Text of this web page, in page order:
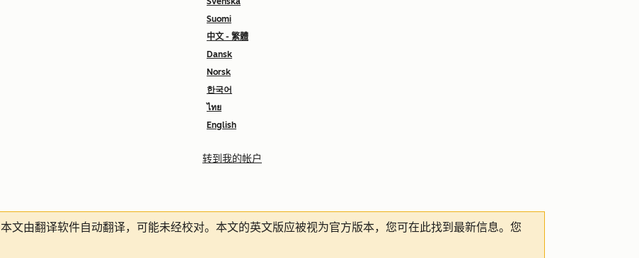
Suomi
中文 - 繁體
Dansk
Norsk
한국어
ไทย
English
转到我的帐户
本文由翻译软件自动翻译，可能未经校对。本文的英文版应被视为官方版本，您可在此找到最新信息。您